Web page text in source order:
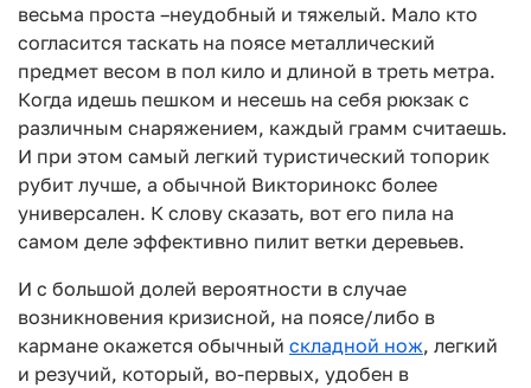
весьма проста –неудобный и тяжелый. Мало кто
согласится таскать на поясе металлический
предмет весом в пол кило и длиной в треть метра.
Когда идешь пешком и несешь на себя рюкзак с
различным снаряжением, каждый грамм считаешь.
И при этом самый легкий туристический топорик
рубит лучше, а обычной Викторинокс более
универсален. К слову сказать, вот его пила на
самом деле эффективно пилит ветки деревьев.
И с большой долей вероятности в случае
возникновения кризисной, на поясе/либо в
кармане окажется обычный складной нож, легкий
и резучий, который, во-первых, удобен в